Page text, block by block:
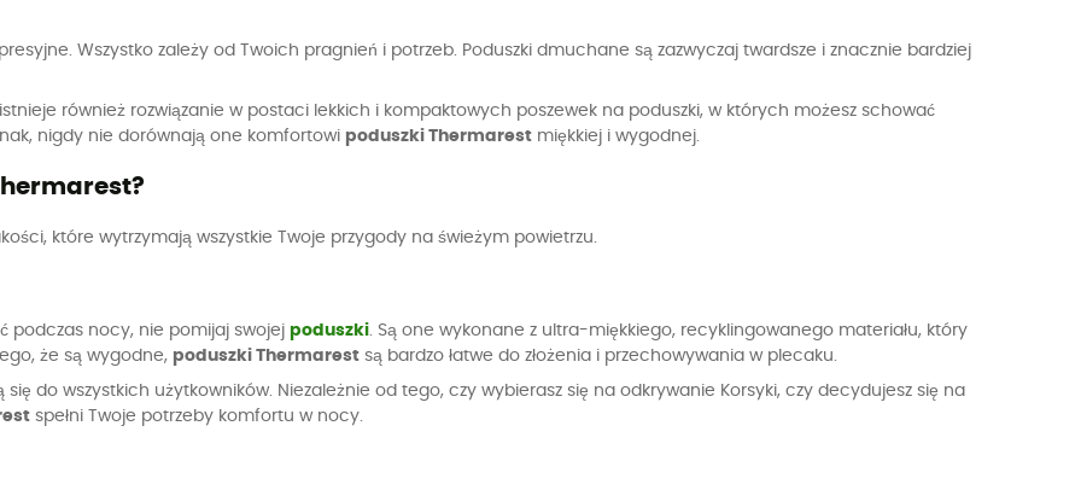
Wszystko zależy od Twoich pragnień i potrzeb. Poduszki dmuchane są zazwyczaj twardsze i znacznie bardziej
również rozwiązanie w postaci lekkich i kompaktowych poszewek na poduszki, w których możesz schować
nigdy nie dorównają one komfortowi poduszki Thermarest miękkiej i wygodnej.
które wytrzymają wszystkie Twoje przygody na świeżym powietrzu.
podczas nocy, nie pomijaj swojej poduszki. Są one wykonane z ultra-miękkiego, recyklingowanego materiału, który
że są wygodne, poduszki Thermarest są bardzo łatwe do złożenia i przechowywania w plecaku.
do wszystkich użytkowników. Niezależnie od tego, czy wybierasz się na odkrywanie Korsyki, czy decydujesz się na
spełni Twoje potrzeby komfortu w nocy.